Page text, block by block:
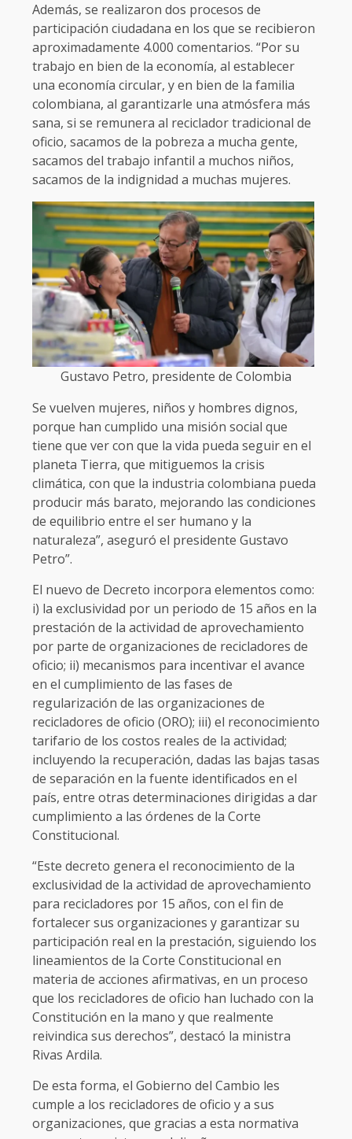
Además, se realizaron dos procesos de
participación ciudadana en los que se recibieron
aproximadamente 4.000 comentarios. “Por su
trabajo en bien de la economía, al establecer
una economía circular, y en bien de la familia
colombiana, al garantizarle una atmósfera más
sana, si se remunera al reciclador tradicional de
oficio, sacamos de la pobreza a mucha gente,
sacamos del trabajo infantil a muchos niños,
sacamos de la indignidad a muchas mujeres.
Gustavo Petro, presidente de Colombia
Se vuelven mujeres, niños y hombres dignos,
porque han cumplido una misión social que
tiene que ver con que la vida pueda seguir en el
planeta Tierra, que mitiguemos la crisis
climática, con que la industria colombiana pueda
producir más barato, mejorando las condiciones
de equilibrio entre el ser humano y la
naturaleza”, aseguró el presidente Gustavo
Petro”.
El nuevo de Decreto incorpora elementos como:
i) la exclusividad por un periodo de 15 años en la
prestación de la actividad de aprovechamiento
por parte de organizaciones de recicladores de
oficio; ii) mecanismos para incentivar el avance
en el cumplimiento de las fases de
regularización de las organizaciones de
recicladores de oficio (ORO); iii) el reconocimiento
tarifario de los costos reales de la actividad;
incluyendo la recuperación, dadas las bajas tasas
de separación en la fuente identificados en el
país, entre otras determinaciones dirigidas a dar
cumplimiento a las órdenes de la Corte
Constitucional.
“Este decreto genera el reconocimiento de la
exclusividad de la actividad de aprovechamiento
para recicladores por 15 años, con el fin de
fortalecer sus organizaciones y garantizar su
participación real en la prestación, siguiendo los
lineamientos de la Corte Constitucional en
materia de acciones afirmativas, en un proceso
que los recicladores de oficio han luchado con la
Constitución en la mano y que realmente
reivindica sus derechos”, destacó la ministra
Rivas Ardila.
De esta forma, el Gobierno del Cambio les
cumple a los recicladores de oficio y a sus
organizaciones, que gracias a esta normativa